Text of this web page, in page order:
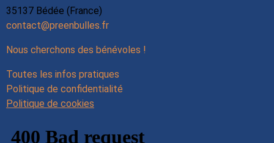
35137 Bédée (France)
contact@preenbulles.fr
Nous cherchons des bénévoles !
Toutes les infos pratiques
Politique de confidentialité
Politique de cookies